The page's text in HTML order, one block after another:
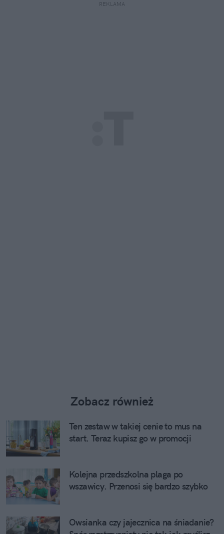
REKLAMA
Zobacz również
Ten zestaw w takiej cenie to mus na
start. Teraz kupisz go w promocji
Kolejna przedszkolna plaga po
wszawicy. Przenosi się bardzo szybko
Owsianka czy jajecznica na śniadanie?